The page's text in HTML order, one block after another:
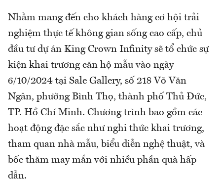
Nhằm mang đến cho khách hàng cơ hội trải
nghiệm thực tế không gian sống cao cấp, chủ
đầu tư dự án King Crown Infinity sẽ tổ chức sự
kiện khai trương căn hộ mẫu vào ngày
6/10/2024 tại Sale Gallery, số 218 Võ Văn
Ngân, phường Bình Thọ, thành phố Thủ Đức,
TP. Hồ Chí Minh. Chương trình bao gồm các
hoạt động đặc sắc như nghi thức khai trương,
tham quan nhà mẫu, biểu diễn nghệ thuật, và
bốc thăm may mắn với nhiều phần quà hấp
dẫn.